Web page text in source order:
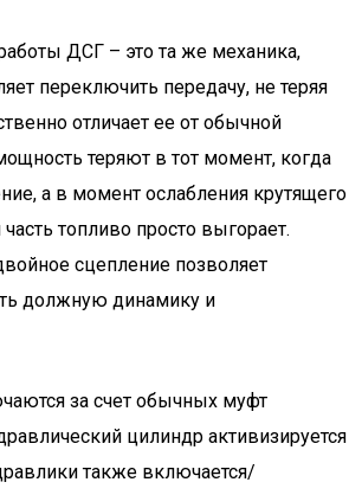
ДСГ – это та же механика,
переключить передачу, не теряя
отличает ее от обычной
теряют в тот момент, когда
а в момент ослабления крутящего
топливо просто выгорает.
сцепление позволяет
должную динамику и
за счет обычных муфт
цилиндр активизируется
также включается/